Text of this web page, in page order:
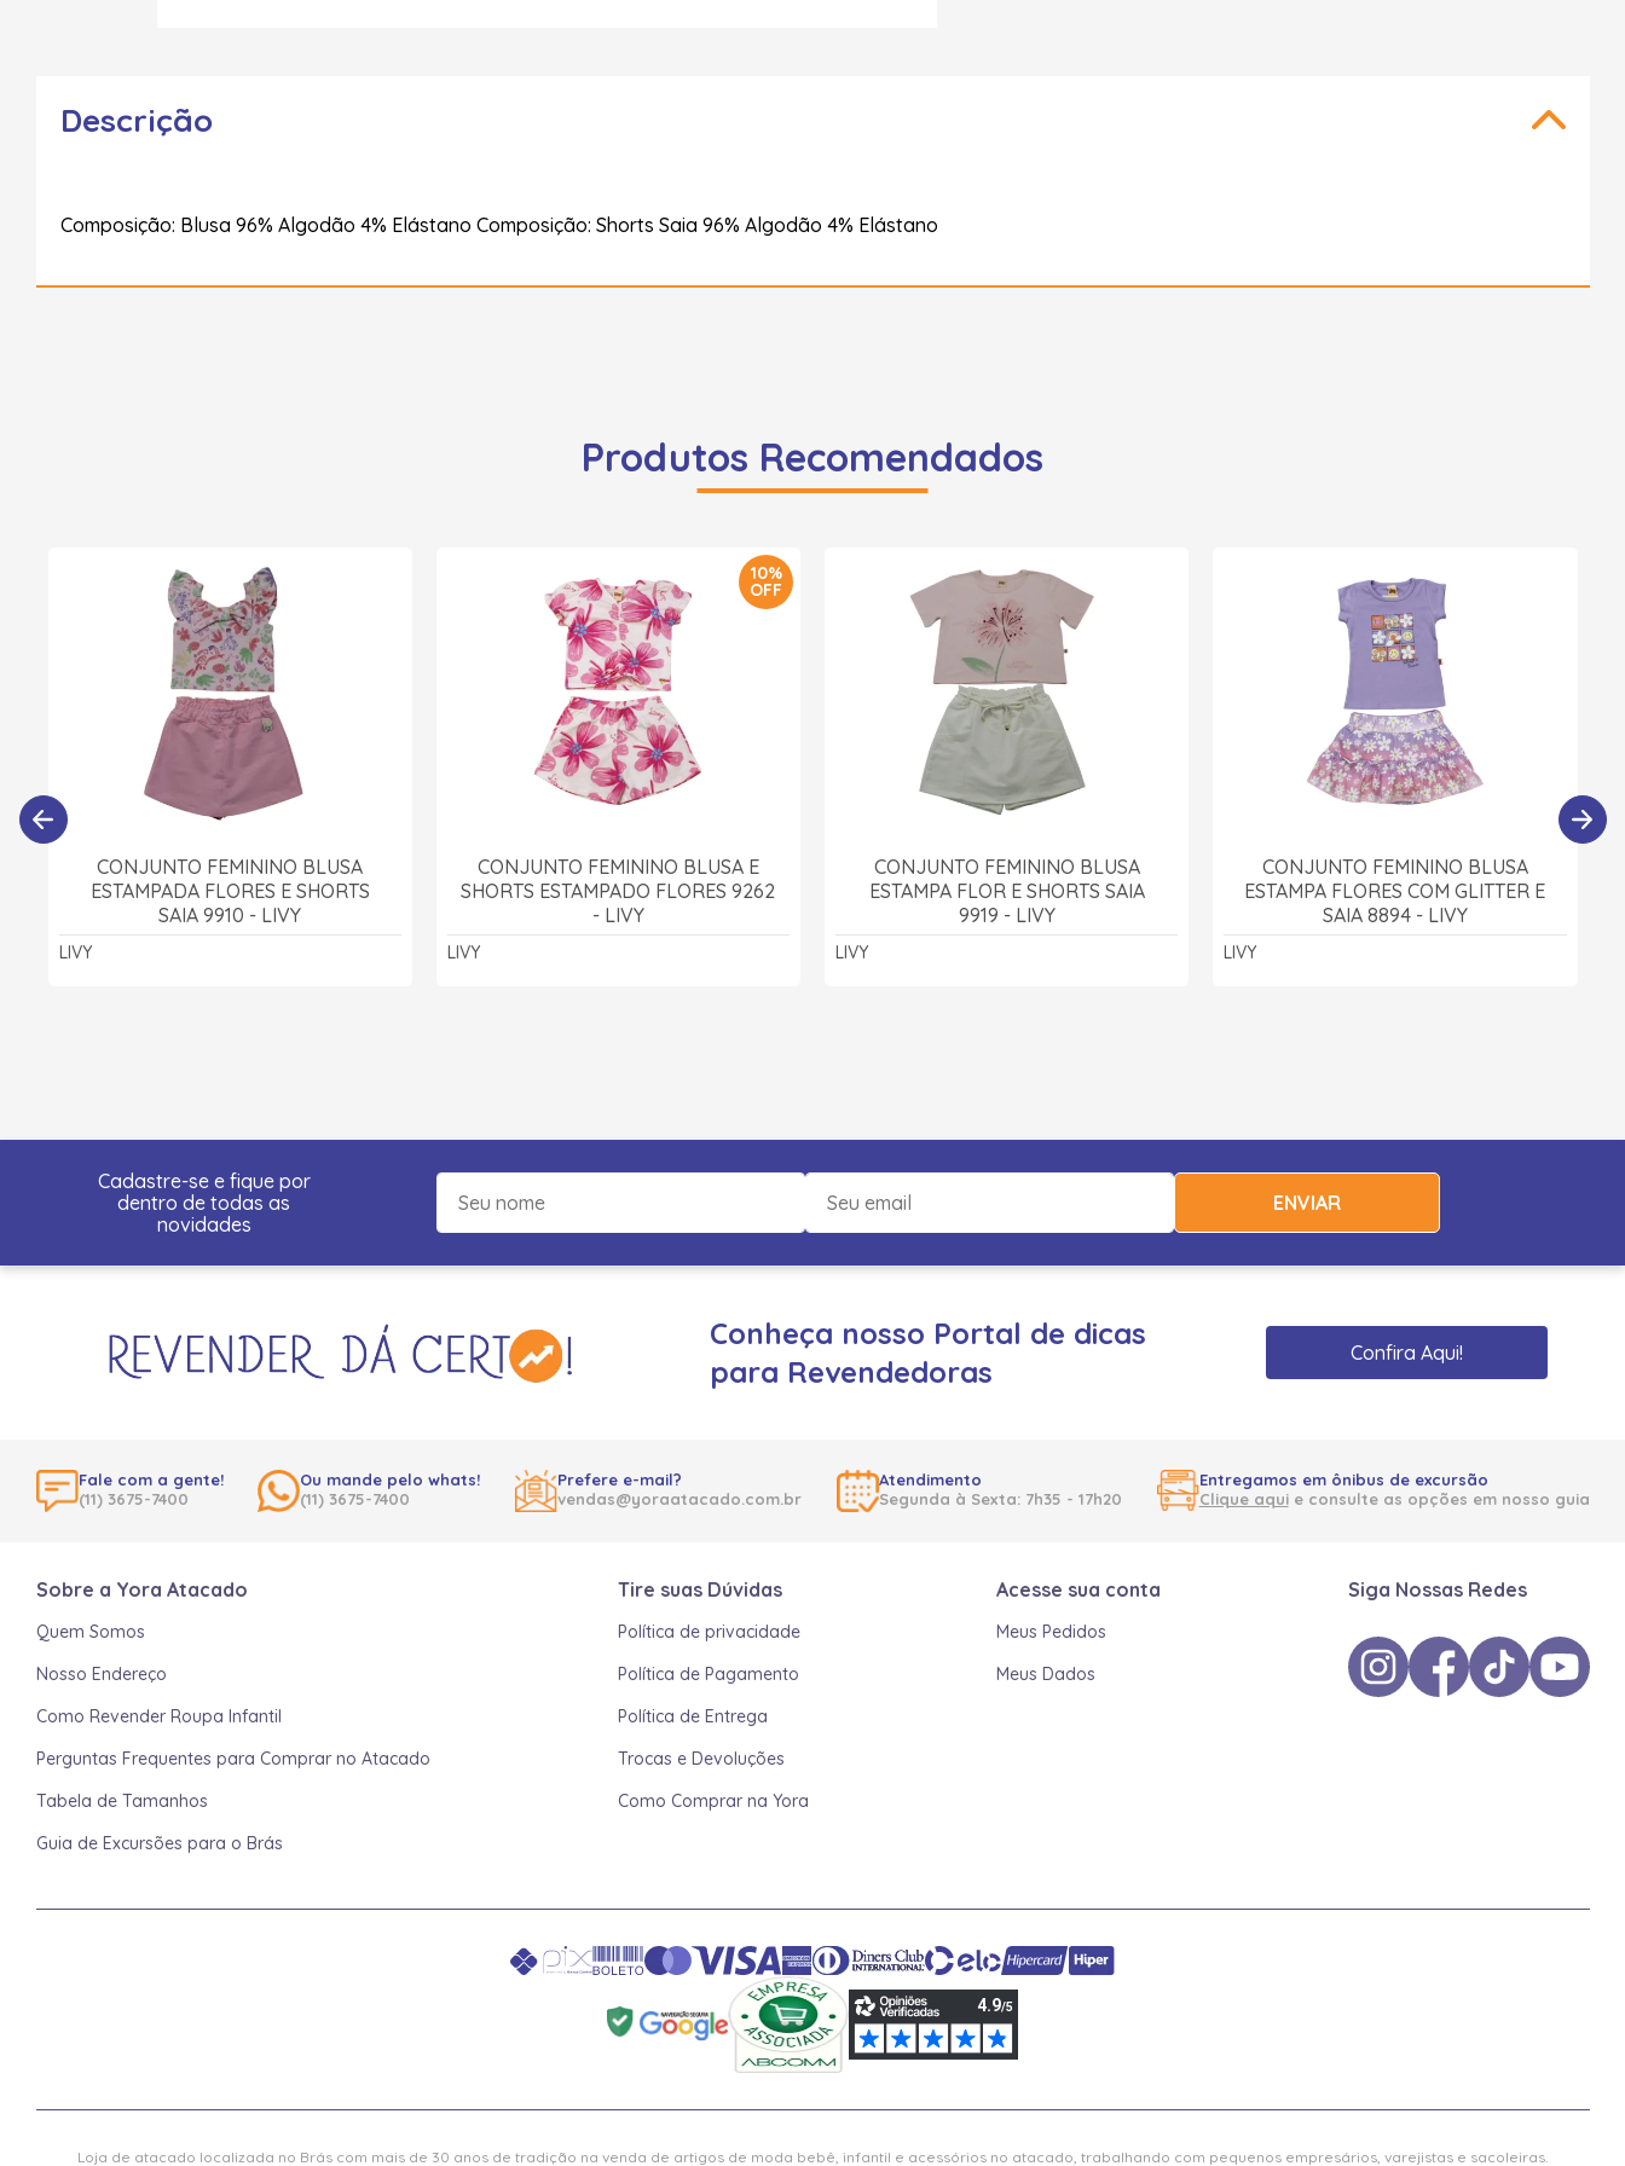
Descrição
Composição: Blusa 96% Algodão 4% Elástano Composição: Shorts Saia 96% Algodão 4% Elástano
Produtos Recomendados
CONJUNTO FEMININO BLUSA
ESTAMPADA FLORES E SHORTS
SAIA 9910 - LIVY
LIVY
10%
OFF
CONJUNTO FEMININO BLUSA E
SHORTS ESTAMPADO FLORES 9262
- LIVY
LIVY
CONJUNTO FEMININO BLUSA
ESTAMPA FLOR E SHORTS SAIA
9919 - LIVY
LIVY
CONJUNTO FEMININO BLUSA
ESTAMPA FLORES COM GLITTER E
SAIA 8894 - LIVY
LIVY
Cadastre-se e fique por
dentro de todas as
novidades
ENVIAR
Conheça nosso Portal de dicas
para Revendedoras
Confira Aqui!
Fale com a gente!
(11) 3675-7400
Ou mande pelo whats!
(11) 3675-7400
Prefere e-mail?
vendas@yoraatacado.com.br
Atendimento
Segunda à Sexta: 7h35 - 17h20
Entregamos em ônibus de excursão
Clique aquie consulte as opções em nosso guia
Sobre a Yora Atacado
Quem Somos
Nosso Endereço
Como Revender Roupa Infantil
Perguntas Frequentes para Comprar no Atacado
Tabela de Tamanhos
Guia de Excursões para o Brás
Tire suas Dúvidas
Política de privacidade
Política de Pagamento
Política de Entrega
Trocas e Devoluções
Como Comprar na Yora
Acesse sua conta
Meus Pedidos
Meus Dados
Siga Nossas Redes
Loja de atacado localizada no Brás com mais de 30 anos de tradição na venda de artigos de moda bebê, infantil e acessórios no atacado, trabalhando com pequenos empresários, varejistas e sacoleiras.